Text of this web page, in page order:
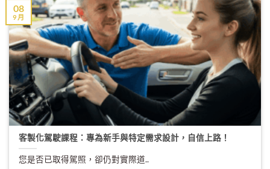
客製化駕駛課程：專為新手與特定需求設計，自信上路！
您是否已取得駕照，卻仍對實際道..
08
9 月